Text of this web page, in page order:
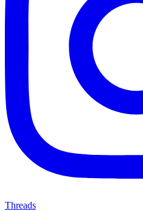
Threads